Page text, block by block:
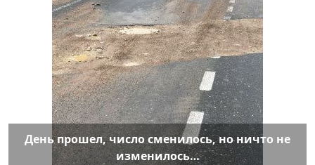
День прошел, число сменилось, но ничто не
изменилось…